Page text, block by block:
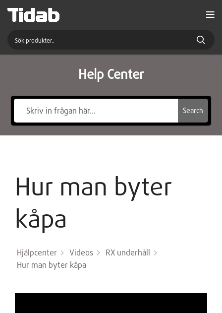
Help Center
Search
Hur man byter
kåpa
Hjälpcenter Videos
RX underhåll
Hur man byter kåpa